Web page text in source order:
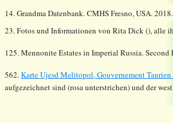
14.Grandma Datenbank. CMHS Fresno, USA.
23. Fotos und Informationen von Rita Dick (), alle
125. Mennonite Estates in Imperial Russia.
562.Karte Ujesd Melitopol, Gouvernement
aufgezeichnet sind (rosa unterstrichen) und der